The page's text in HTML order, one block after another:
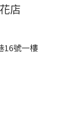
店
16號一樓